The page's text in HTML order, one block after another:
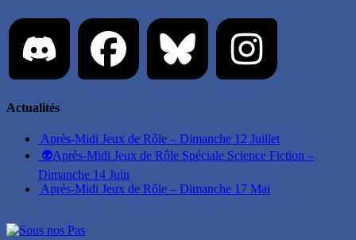
Actualités
Après-Midi Jeux de Rôle – Dimanche 12 Juillet
👽Après-Midi Jeux de Rôle Spéciale Science Fiction –
Dimanche 14 Juin
Après-Midi Jeux de Rôle – Dimanche 17 Mai